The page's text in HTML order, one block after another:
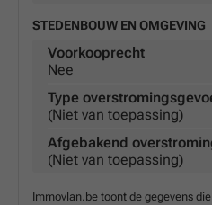
STEDENBOUW EN OMGEVING
Voorkooprecht
Nee
Type
(Niet van toepassing)
Afgebakend
(Niet van toepassing)
Immovlan.be toont de gegevens